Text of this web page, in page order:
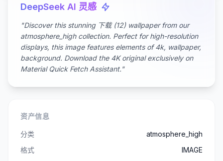
DeepSeek AI 灵感
"Discover this stunning 下载 (12) wallpaper from our
atmosphere_high collection. Perfect for high-resolution
displays, this image features elements of 4k, wallpaper,
background. Download the 4K original exclusively on
Material Quick Fetch Assistant."
资产信息
分类
atmosphere_high
格式
IMAGE